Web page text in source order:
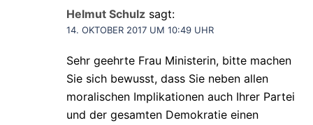
Helmut Schulz sagt:
14. OKTOBER 2017 UM 10:49 UHR
Sehr geehrte Frau Ministerin, bitte machen
Sie sich bewusst, dass Sie neben allen
moralischen Implikationen auch Ihrer Partei
und der gesamten Demokratie einen